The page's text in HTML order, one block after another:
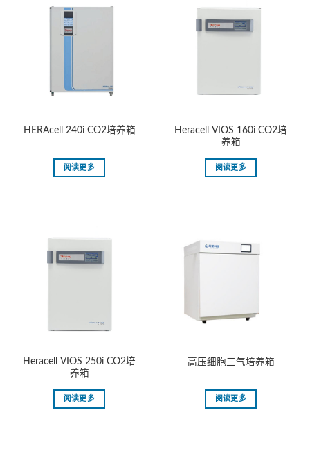
HERAcell 240i CO2培养箱
阅读更多
Heracell VIOS 160i CO2培
养箱
阅读更多
Heracell VIOS 250i CO2培
养箱
阅读更多
高压细胞三气培养箱
阅读更多